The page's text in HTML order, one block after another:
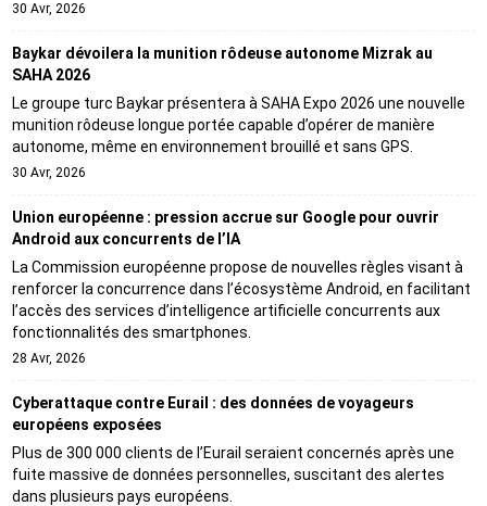
30 Avr, 2026
Baykar dévoilera la munition rôdeuse autonome Mizrak au
SAHA 2026
Le groupe turc Baykar présentera à SAHA Expo 2026 une nouvelle
munition rôdeuse longue portée capable d’opérer de manière
autonome, même en environnement brouillé et sans GPS.
30 Avr, 2026
Union européenne : pression accrue sur Google pour ouvrir
Android aux concurrents de l’IA
La Commission européenne propose de nouvelles règles visant à
renforcer la concurrence dans l’écosystème Android, en facilitant
l’accès des services d’intelligence artificielle concurrents aux
fonctionnalités des smartphones.
28 Avr, 2026
Cyberattaque contre Eurail : des données de voyageurs
européens exposées
Plus de 300 000 clients de l’Eurail seraient concernés après une
fuite massive de données personnelles, suscitant des alertes
dans plusieurs pays européens.